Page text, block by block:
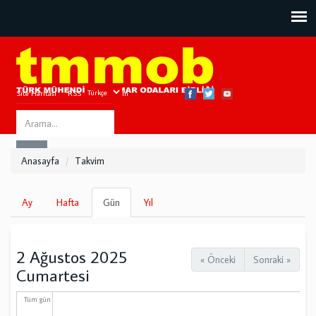
Site Haritası RSS Bize Ulaşın
Search
this
Anasayfa Takvim
Birincil
sekmeler
Ay Hafta Gün
sekme)
Yıl
« Önceki Sonraki »
2 Ağustos 2025
Cumartesi
Tüm gün